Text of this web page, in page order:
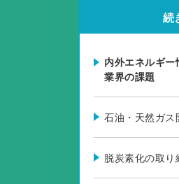
続
内外エネルギ
業界の課題
石油・天然ガス
脱炭素化の取